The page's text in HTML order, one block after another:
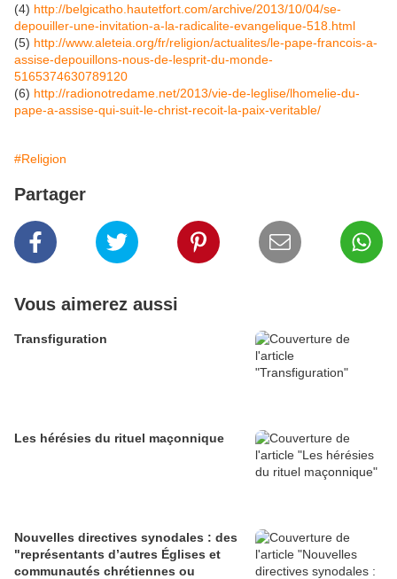
(4) http://belgicatho.hautetfort.com/archive/2013/10/04/se-
depouiller-une-invitation-a-la-radicalite-evangelique-518.html
(5) http://www.aleteia.org/fr/religion/actualites/le-pape-francois-a-
assise-depouillons-nous-de-lesprit-du-monde-
5165374630789120
(6) http://radionotredame.net/2013/vie-de-leglise/lhomelie-du-
pape-a-assise-qui-suit-le-christ-recoit-la-paix-veritable/
#Religion
Partager
Vous aimerez aussi
Transfiguration
Les hérésies du rituel maçonnique
Nouvelles directives synodales : des
"représentants d’autres Églises et
communautés chrétiennes ou